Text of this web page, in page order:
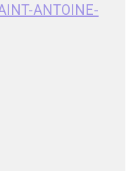
ANTOINE-